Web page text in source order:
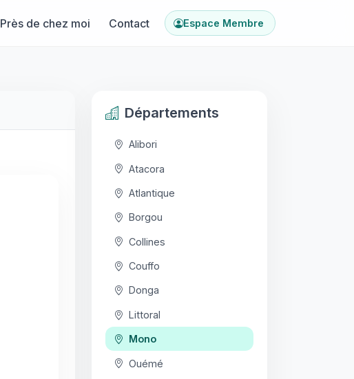
Près de chez moi Contact Espace Membre
Départements
Alibori
Atacora
Atlantique
Borgou
Collines
Couffo
Donga
Littoral
Mono
Ouémé